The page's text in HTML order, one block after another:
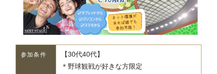
参加条件
【30代40代】
＊野球観戦が好きな方限定